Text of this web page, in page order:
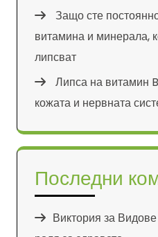
Защо сте
витамина и минерала,
липсват
Липса на витамин
кожата и нервната
Последни
Виктория за